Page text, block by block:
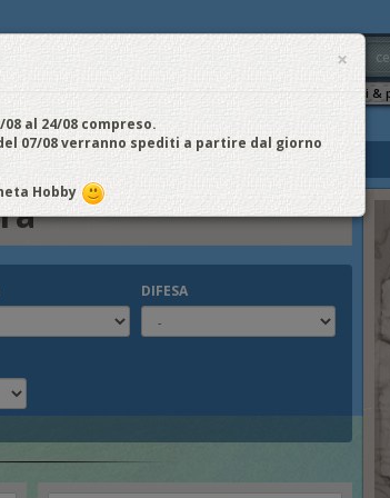
Aiuto Metodi di pagamento Sala tornei &
DIFESA
×
al 24/08 compreso.
07/08 verranno spediti a partire dal giorno
Hobby